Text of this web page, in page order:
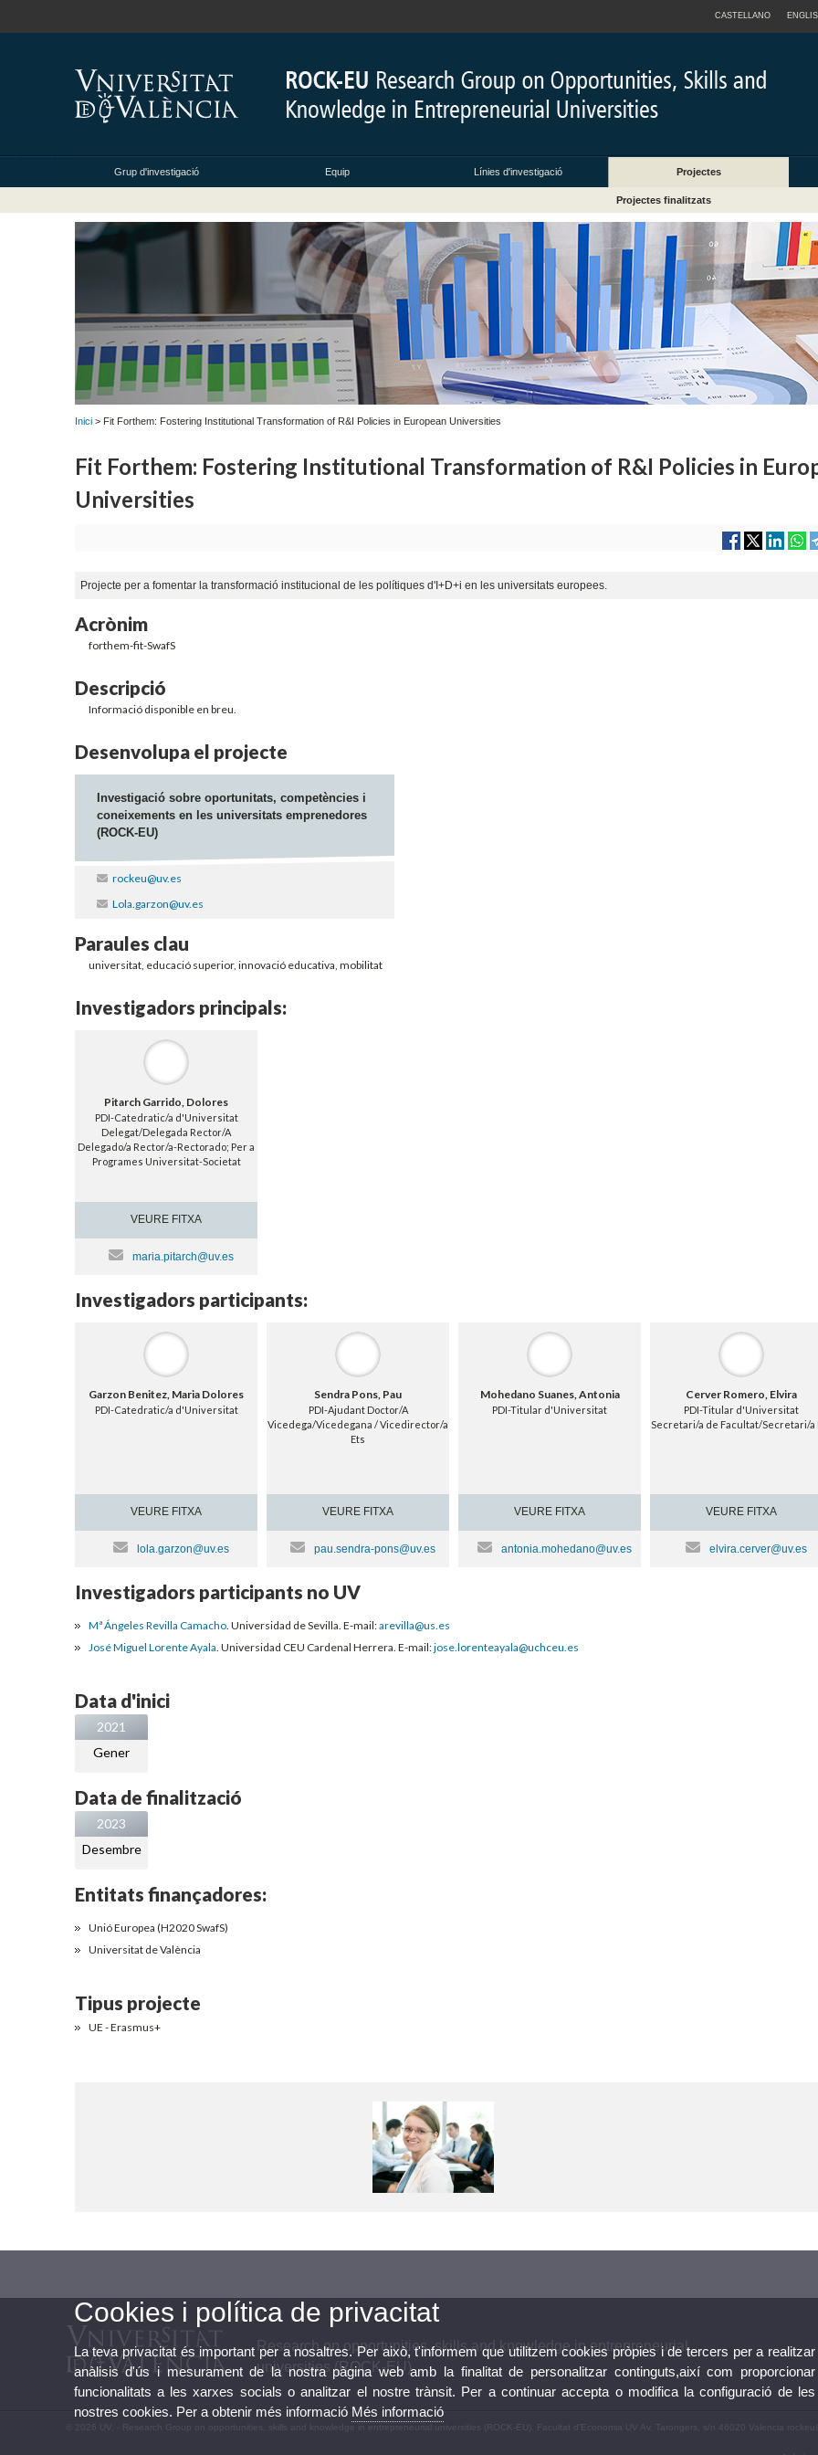
CASTELLANO
Grup d'investigació Equip Línies d'investigació Projectes
Projectes finalitzats
Inici > Fit Forthem: Fostering Institutional Transformation of R&I Policies in European Universities
Fit Forthem: Fostering Institutional Transformation of R&I Policies in
Universities
Projecte per a fomentar la transformació institucional de les polítiques d'I+D+i en les universitats europees.
Acrònim
forthem-fit-SwafS
Descripció
Informació disponible en breu.
Desenvolupa el projecte
Investigació sobre oportunitats, competències i
coneixements en les universitats emprenedores
(ROCK-EU)
rockeu@uv.es
Lola.garzon@uv.es
Paraules clau
universitat, educació superior, innovació educativa, mobilitat
Investigadors principals:
Pitarch Garrido, Dolores
PDI-Catedratic/a d'Universitat
Delegat/Delegada Rector/A
Delegado/a Rector/a-Rectorado; Per a
Programes Universitat-Societat
VEURE FITXA
maria.pitarch@uv.es
Investigadors participants:
Garzon Benitez, Maria Dolores
PDI-Catedratic/a d'Universitat
VEURE FITXA
lola.garzon@uv.es
Sendra Pons, Pau
PDI-Ajudant Doctor/A
Vicedega/Vicedegana / Vicedirector/a
Ets
VEURE FITXA
pau.sendra-pons@uv.es
Mohedano Suanes, Antonia
PDI-Titular d'Universitat
VEURE FITXA
antonia.mohedano@uv.es
Cerver Romero, Elvira
PDI-Titular d'Universitat
Secretari/a de Facultat/Secretari/a
VEURE FITXA
elvira.cerver@uv.es
Investigadors participants no UV
Mª Ángeles Revilla Camacho. Universidad de Sevilla. E-mail:arevilla@us.es
José Miguel Lorente Ayala. Universidad CEU Cardenal Herrera. E-mail:jose.lorenteayala@uchceu.es
Data d'inici
2021
Gener
Data de finalització
2023
Desembre
Entitats finançadores:
Unió Europea (H2020 SwafS)
Universitat de València
Tipus projecte
UE - Erasmus+
Research on opportunities, skills and knowledge in entrepreneurial
universities (ROCK-EU)
© 2026 UV. - Research Group on opportunities, skills and knowledge in entrepreneurial universities (ROCK-EU). Facultat d’Economia UV Av. Tarongers, s/n 46020 Valencia
Cookies i política de privacitat
La teva privacitat és important per a nosaltres. Per això, t'informem que utilitzem cookies pròpies i de tercers per a realitzar
anàlisis d'ús i mesurament de la nostra pàgina web amb la finalitat de personalitzar continguts,així com proporcionar
funcionalitats a les xarxes socials o analitzar el nostre trànsit. Per a continuar accepta o modifica la configuració de les
nostres cookies. Per a obtenir més informació Més informació